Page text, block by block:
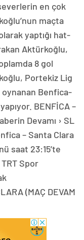
en çok
maçta
yaptığı hat-
Aktürkoğlu,
8 gol
Portekiz Lig
oynanan Benfica-
BENFİCA –
Devamı › SL
– Santa Clara
saat 23:15’te
Spor
(MAÇ DEVAM